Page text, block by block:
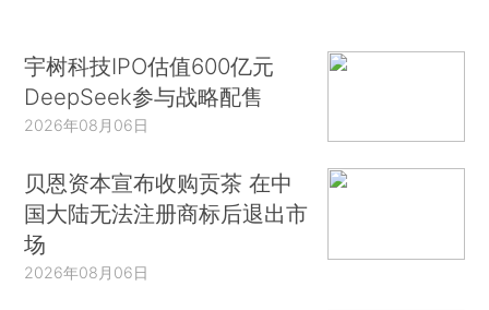
宇树科技IPO估值600亿元
DeepSeek参与战略配售
2026年08月06日
贝恩资本宣布收购贡茶 在中
国大陆无法注册商标后退出市
场
2026年08月06日